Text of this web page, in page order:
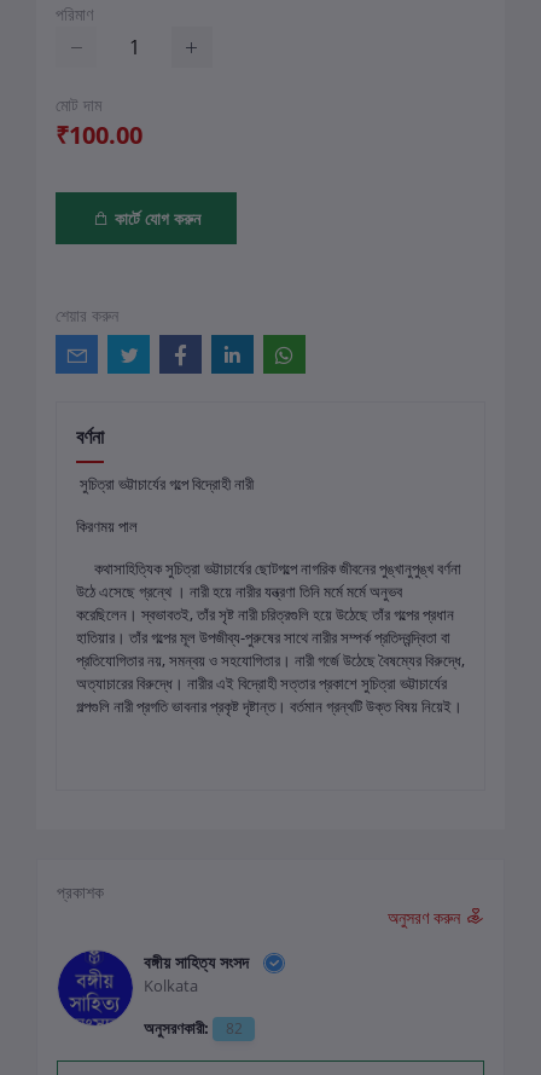
পরিমাণ
মোট দাম
₹100.00
কার্টে যোগ করুন
শেয়ার করুন
বর্ণনা
সুচিত্রা ভট্টাচার্যের গল্পে বিদ্রোহী নারী
কিরণময় পাল
কথাসাহিত্যিক সুচিত্রা ভট্টাচার্যের ছোটগল্পে নাগরিক জীবনের পুঙ্খানুপুঙ্খ বর্ণনা
উঠে এসেছে গ্রন্থে । নারী হয়ে নারীর যন্ত্রণা তিনি মর্মে মর্মে অনুভব
করেছিলেন। স্বভাবতই, তাঁর সৃষ্ট নারী চরিত্রগুলি হয়ে উঠেছে তাঁর গল্পের প্রধান
হাতিয়ার। তাঁর গল্পের মূল উপজীব্য-পুরুষের সাথে নারীর সম্পর্ক প্রতিদ্বন্দ্বিতা বা
প্রতিযোগিতার নয়, সমন্বয় ও সহযোগিতার। নারী গর্জে উঠেছে বৈষম্যের বিরুদ্ধে,
অত্যাচারের বিরুদ্ধে। নারীর এই বিদ্রোহী সত্তার প্রকাশে সুচিত্রা ভট্টাচার্যের
গল্পগুলি নারী প্রগতি ভাবনার প্রকৃষ্ট দৃষ্টান্ত। বর্তমান গ্রন্থটি উক্ত বিষয় নিয়েই।
প্রকাশক
অনুসরণ করুন
বঙ্গীয় সাহিত্য সংসদ
Kolkata
অনুসরণকারী:
82